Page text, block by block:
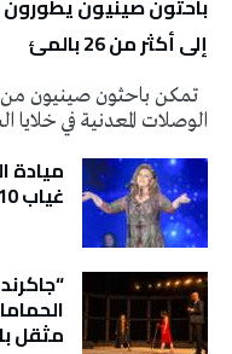
إلى أكثر من 26 بالمئ
تمكن باحثون صينيون من
الوصلات المعدنية في
ميادة
غياب 10 سنوات
مثقل